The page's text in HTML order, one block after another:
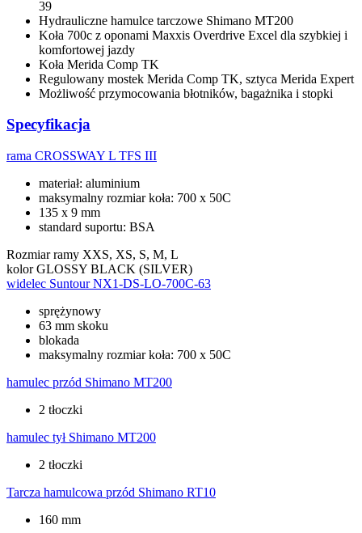
39
Hydrauliczne hamulce tarczowe Shimano MT200
Koła 700c z oponami Maxxis Overdrive Excel dla szybkiej i
komfortowej jazdy
Koła Merida Comp TK
Regulowany mostek Merida Comp TK, sztyca Merida Expert
Możliwość przymocowania błotników, bagażnika i stopki
Specyfikacja
rama CROSSWAY L TFS III
materiał: aluminium
maksymalny rozmiar koła: 700 x 50C
135 x 9 mm
standard suportu: BSA
Rozmiar ramy XXS, XS, S, M, L
kolor GLOSSY BLACK (SILVER)
widelec Suntour NX1-DS-LO-700C-63
sprężynowy
63 mm skoku
blokada
maksymalny rozmiar koła: 700 x 50C
hamulec przód Shimano MT200
2 tłoczki
hamulec tył Shimano MT200
2 tłoczki
Tarcza hamulcowa przód Shimano RT10
160 mm